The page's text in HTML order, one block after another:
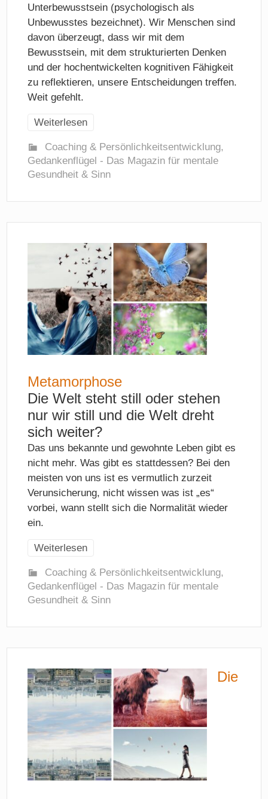
Unterbewusstsein (psychologisch als
Unbewusstes bezeichnet). Wir Menschen sind
davon überzeugt, dass wir mit dem
Bewusstsein, mit dem strukturierten Denken
und der hochentwickelten kognitiven Fähigkeit
zu reflektieren, unsere Entscheidungen treffen.
Weit gefehlt.
Weiterlesen
Coaching & Persönlichkeitsentwicklung,
Gedankenflügel - Das Magazin für mentale
Gesundheit & Sinn
Metamorphose
Die Welt steht still oder stehen
nur wir still und die Welt dreht
sich weiter?
Das uns bekannte und gewohnte Leben gibt es
nicht mehr. Was gibt es stattdessen? Bei den
meisten von uns ist es vermutlich zurzeit
Verunsicherung, nicht wissen was ist „es“
vorbei, wann stellt sich die Normalität wieder
ein.
Weiterlesen
Coaching & Persönlichkeitsentwicklung,
Gedankenflügel - Das Magazin für mentale
Gesundheit & Sinn
Die